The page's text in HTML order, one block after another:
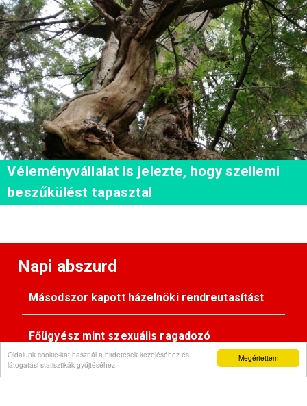
Megértettem
Oldalunk cookie-kat használ a hirdetések kezeléséhez és
látogatási statisztikák gyűjtéséhez.
Véleményvállalat is jelezte, hogy szellemi
beszűkülést tapasztal
Napi abszurd
Másodszor kapott házelnöki rendreutasítást
Főügyész mint szexuális ragadozó
Pimasz önkényúr